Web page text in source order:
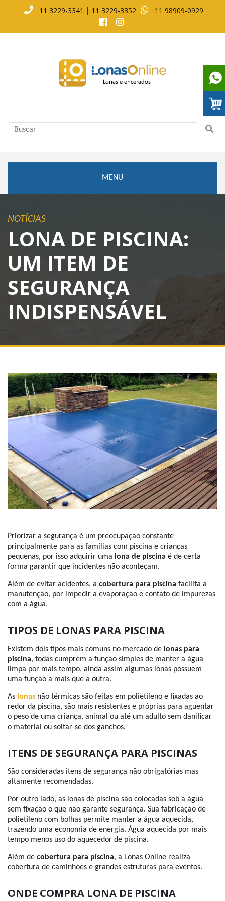
11 3229-3341 11 3229-3352 11 98909-0929
MENU
NOTÍCIAS
LONA DE PISCINA:
UM ITEM DE
SEGURANÇA
INDISPENSÁVEL
Priorizar a segurança é um preocupação constante
principalmente para as famílias com piscina e crianças
pequenas, por isso adquirir uma lona de piscina é de certa
forma garantir que incidentes não aconteçam.
Além de evitar acidentes, a cobertura para piscina facilita a
manutenção, por impedir a evaporação e contato de impurezas
com a água.
TIPOS DE LONAS PARA PISCINA
Existem dois tipos mais comuns no mercado de lonas para
piscina, todas cumprem a função simples de manter a água
limpa por mais tempo, ainda assim algumas lonas possuem
uma função a mais que a outra.
As lonas não térmicas são feitas em polietileno e fixadas ao
redor da piscina, são mais resistentes e próprias para aguentar
o peso de uma criança, animal ou até um adulto sem danificar
o material ou soltar-se dos ganchos.
ITENS DE SEGURANÇA PARA PISCINAS
São consideradas itens de segurança não obrigatórias mas
altamente recomendadas.
Por outro lado, as lonas de piscina são colocadas sob a água
sem fixação o que não garante segurança. Sua fabricação de
polietileno com bolhas permite manter a água aquecida,
trazendo uma economia de energia. Água aquecida por mais
tempo menos uso do aquecedor de piscina.
Além de cobertura para piscina, a Lonas Online realiza
cobertura de caminhões e grandes estruturas para eventos.
ONDE COMPRA LONA DE PISCINA